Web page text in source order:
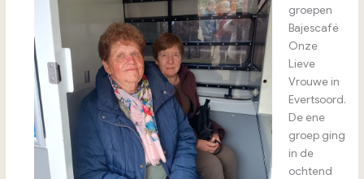
groepen
Bajescafé
Onze
Lieve
Vrouwe in
Evertsoord.
De ene
groep ging
in de
ochtend